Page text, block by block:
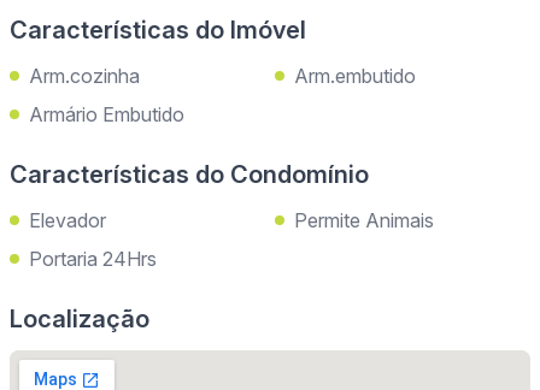
Características do Imóvel
Arm.cozinha
Arm.embutido
Armário Embutido
Características do Condomínio
Elevador
Permite Animais
Portaria 24Hrs
Localização